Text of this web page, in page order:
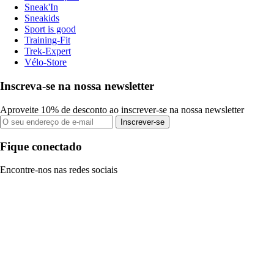
Sneak'In
Sneakids
Sport is good
Training-Fit
Trek-Expert
Vélo-Store
Inscreva-se na nossa newsletter
Aproveite 10% de desconto ao inscrever-se na nossa newsletter
Inscrever-se
Fique conectado
Encontre-nos nas redes sociais